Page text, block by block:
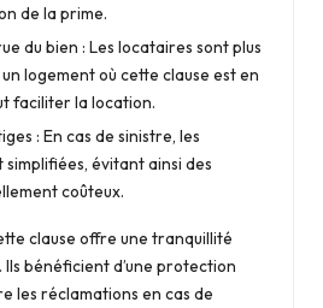
de la prime.
du bien : Les locataires sont plus
logementoù cette clause est en
faciliter la location.
: En cas de sinistre, les
évitant ainsi des
coûteux.
clause offre une tranquillité
Ils bénéficient d’une protection
les réclamations en cas de